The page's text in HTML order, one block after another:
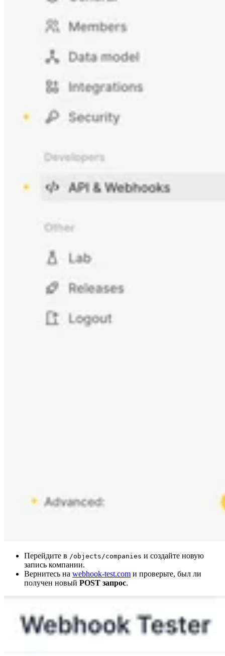
Перейдите в /objects/companies и создайте новую
запись компании.
Вернитесь на webhook-test.com и проверьте, был ли
получен новый POST запрос.